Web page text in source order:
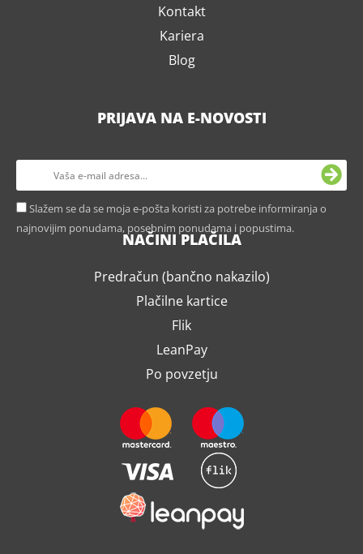
Kontakt
Kariera
Blog
PRIJAVA NA E-NOVOSTI
Slažem se da se moja e-pošta koristi za potrebe informiranja o
najnovijim ponudama, posebnim ponudama i popustima.
NAČINI PLAČILA
Predračun (bančno nakazilo)
Plačilne kartice
Flik
LeanPay
Po povzetju